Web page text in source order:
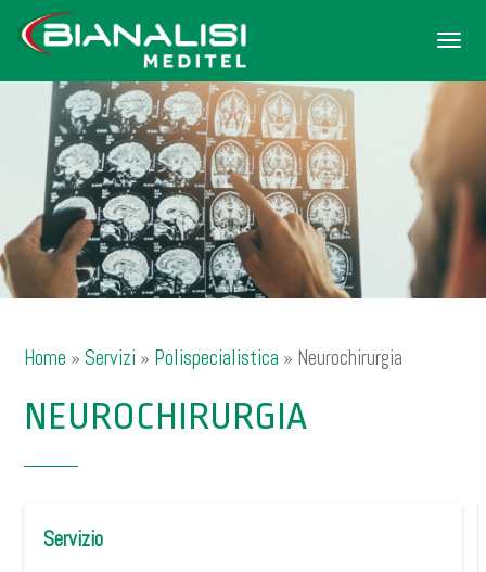
Menu
Home »Servizi » Polispecialistica » Neurochirurgia
NEUROCHIRURGIA
Servizio